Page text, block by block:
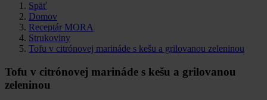
Späť
Domov
Receptár MORA
Strukoviny
Tofu v citrónovej marináde s kešu a grilovanou zeleninou
Tofu v citrónovej marináde s kešu a grilovanou
zeleninou